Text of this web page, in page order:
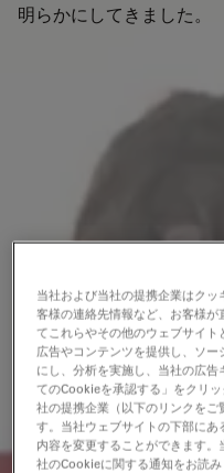
明らかにしてきました。
当社および当社の提携企業はク
客様の連絡先情報など、お客様
てこれらやその他のウェブサイ
広告やコンテンツを提供し、ソ
にし、分析を実施し、当社の広
てのCookieを承認する」をクリ
社の提携企業（以下のリンクをご
す。当社ウェブサイトの下部に
内容を変更することができます
社のCookieに関する通知をお読